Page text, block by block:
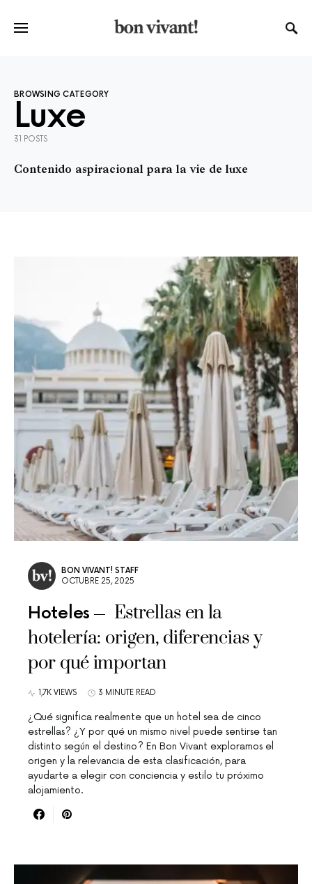
BROWSING CATEGORY
Luxe
31 POSTS
Contenido aspiracional para la vie de luxe
BON VIVANT! STAFF
OCTUBRE 25, 2025
Hoteles
Estrellas en la
hotelería: origen, diferencias y
por qué importan
1,7K VIEWS 3 MINUTE READ
¿Qué significa realmente que un hotel sea de cinco
estrellas? ¿Y por qué un mismo nivel puede sentirse tan
distinto según el destino? En Bon Vivant exploramos el
origen y la relevancia de esta clasificación, para
ayudarte a elegir con conciencia y estilo tu próximo
alojamiento.